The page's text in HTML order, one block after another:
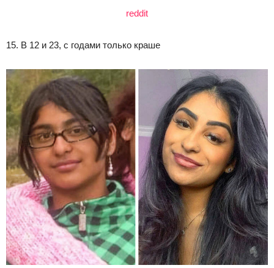
reddit
15. В 12 и 23, с годами только краше